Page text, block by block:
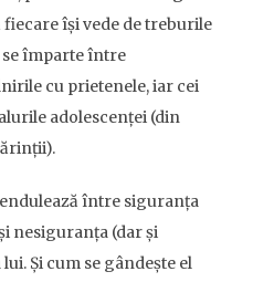
își vede de treburile
se împarte între
cu prietenele, iar cei
adolescenței (din
între siguranța
nesiguranța (dar și
Și cum se gândește el